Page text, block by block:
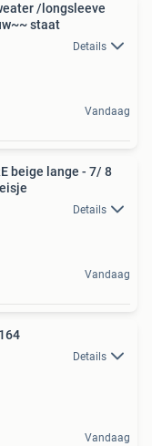
/longsleeve
staat
Details
Vandaag
beige lange - 7/ 8
Details
Vandaag
Details
Vandaag